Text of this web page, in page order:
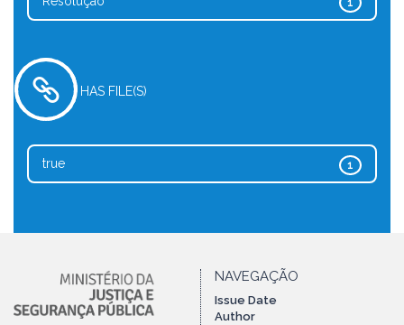
1
HAS FILE(S)
1
true
NAVEGAÇÃO
Issue Date
Author